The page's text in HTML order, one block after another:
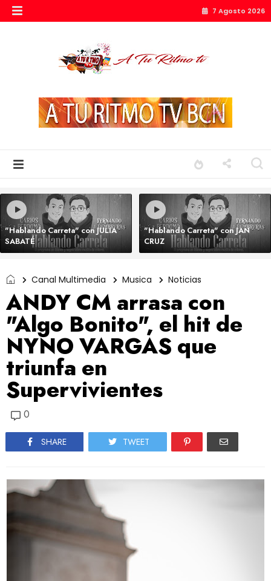
7 Agosto 2026
"Hablando Carreta" con JULIA
SABATÉ
"Hablando Carreta" con JAN
CRUZ
Canal Multimedia Musica Noticias
ANDY CM arrasa con
"Algo Bonito", el hit de
NYNO VARGAS que
triunfa en
Supervivientes
0
SHARE TWEET